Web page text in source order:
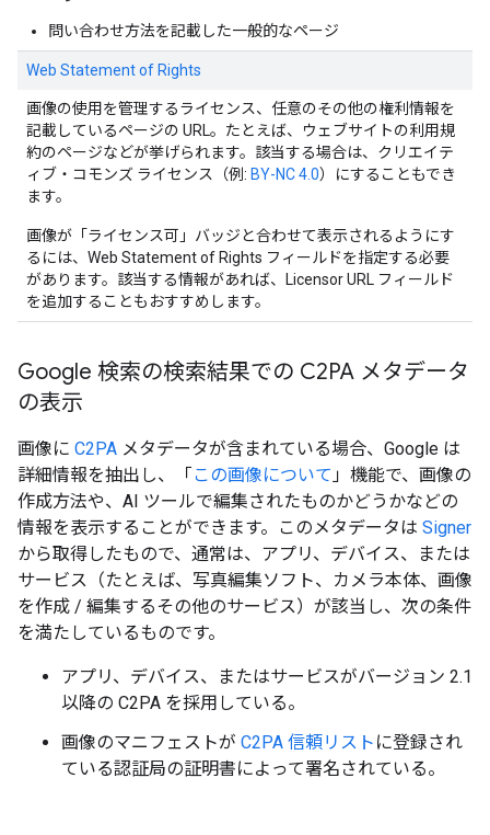
問い合わせ方法を記載した一般的なページ
Web Statement of Rights
画像の使用を管理するライセンス、任意のその他の権利情報を
記載しているページの URL。たとえば、ウェブサイトの利用規
約のページなどが挙げられます。該当する場合は、クリエイテ
ィブ・コモンズ ライセンス（例: BY-NC 4.0）にすることもでき
ます。
画像が「ライセンス可」バッジと合わせて表示されるようにす
るには、Web Statement of Rights フィールドを指定する必要
があります。該当する情報があれば、
Licensor URL フィールド
を追加することもおすすめします。
Google 検索の検索結果での C2PA メタデータ
の表示
画像に C2PA メタデータが含まれている場合、Google は
詳細情報を抽出し、「この画像について 」機能で、画像の
作成方法や、AI ツールで編集されたものかどうかなどの
情報を表示することができます。このメタデータは Signer
から取得したもので、通常は、アプリ、デバイス、または
サービス（たとえば、写真編集ソフト、カメラ本体、画像
を作成 / 編集するその他のサービス）が該当し、次の条件
を満たしているものです。
アプリ、デバイス、またはサービスがバージョン 2.1
以降の C2PA を採用している。
画像のマニフェストが C2PA 信頼リスト に登録され
ている認証局の証明書によって署名されている。